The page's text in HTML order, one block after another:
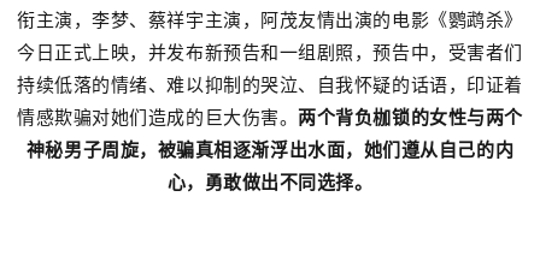
衔主演，李梦、蔡祥宇主演，阿茂友情出演的电影《鹦鹉杀》
今日正式上映，并发布新预告和一组剧照，预告中，受害者们
持续低落的情绪、难以抑制的哭泣、自我怀疑的话语，印证着
情感欺骗对她们造成的巨大伤害。两个背负枷锁的女性与两个
神秘男子周旋，被骗真相逐渐浮出水面，她们遵从自己的内
心，勇敢做出不同选择。